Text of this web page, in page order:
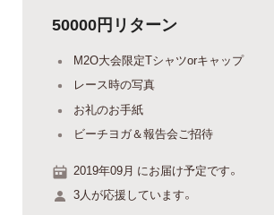
50000円リターン
M2O大会限定Tシャツorキャップ
レース時の写真
お礼のお手紙
ビーチヨガ＆報告会ご招待
2019年09月 にお届け予定です。
3人が応援しています。